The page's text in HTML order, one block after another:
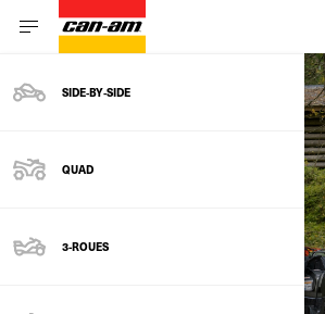
SIDE‑BY‑SIDE
QUAD
3-ROUES
FINANCEZ VOTRE CAN-AM